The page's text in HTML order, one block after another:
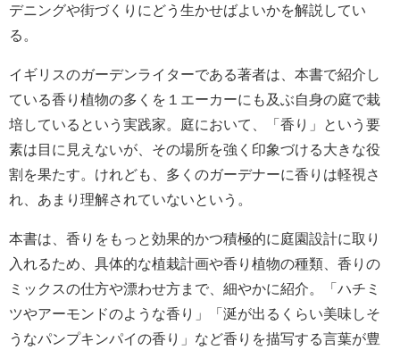
デニングや街づくりにどう生かせばよいかを解説してい
る。
イギリスのガーデンライターである著者は、本書で紹介し
ている香り植物の多くを１エーカーにも及ぶ自身の庭で栽
培しているという実践家。庭において、「香り」という要
素は目に見えないが、その場所を強く印象づける大きな役
割を果たす。けれども、多くのガーデナーに香りは軽視さ
れ、あまり理解されていないという。
本書は、香りをもっと効果的かつ積極的に庭園設計に取り
入れるため、具体的な植栽計画や香り植物の種類、香りの
ミックスの仕方や漂わせ方まで、細やかに紹介。「ハチミ
ツやアーモンドのような香り」「涎が出るくらい美味しそ
うなパンプキンパイの香り」など香りを描写する言葉が豊